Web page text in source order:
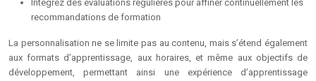
Intégrez des évaluations régulières pour affiner continuellement les
recommandations de formation
La personnalisation ne se limite pas au contenu, mais s’étend également
aux formats d’apprentissage, aux horaires, et même aux objectifs de
développement, permettant ainsi une expérience d’apprentissage